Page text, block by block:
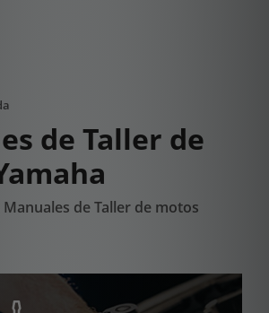
de Taller de
de Taller de motos